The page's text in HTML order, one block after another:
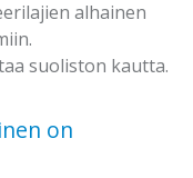
alhainen
suoliston kautta.
on